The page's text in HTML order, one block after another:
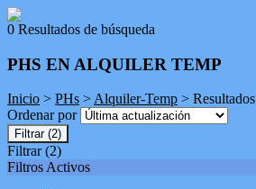
0 Resultados de búsqueda
PHS EN ALQUILER TEMP
Inicio > PHs >Alquiler-Temp > Resultados
Ordenar por
Filtrar (2)
Filtrar (2)
Filtros Activos